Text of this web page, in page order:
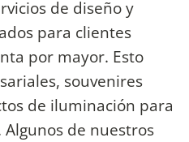
de diseño y
para clientes
por mayor. Esto
souvenires
de iluminación para
Algunos de nuestros